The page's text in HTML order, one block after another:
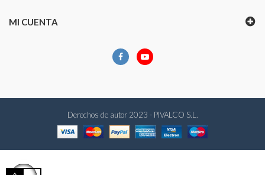
MI CUENTA
Derechos de autor 2023 - PIVALCO S.L.